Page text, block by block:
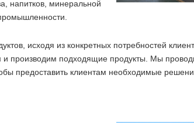
напитков, минеральной
исходя из конкретных потребностей
и производим подходящие продукты. Мы
предоставить клиентам необходимые